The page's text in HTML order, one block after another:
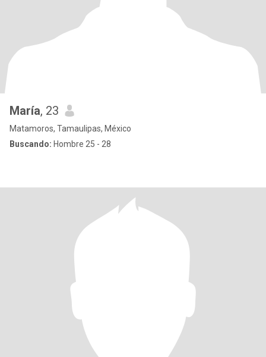
María, 23
Matamoros, Tamaulipas, México
Buscando: Hombre 25 - 28